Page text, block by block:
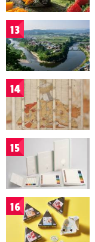
13
14
15
16